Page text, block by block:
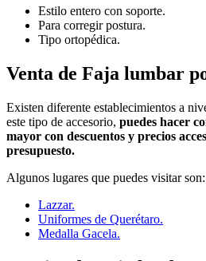
Estilo entero con soporte.
Para corregir postura.
Tipo ortopédica.
Venta de Faja lumbar
Existen diferente establecimientos a
este tipo de accesorio, puedes hacer
mayor con descuentos y precios
presupuesto.
Algunos lugares que puedes visitar son:
Lazzar.
Uniformes de Querétaro.
Medalla Gacela.